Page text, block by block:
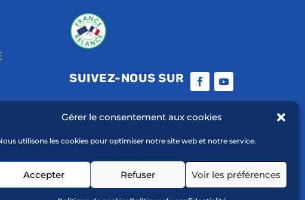
Gérer le consentement aux cookies
utilisons les cookies pour optimiser notre site web et notre service.
Accepter Refuser Voir les préférences
SUIVEZ-NOUS SUR